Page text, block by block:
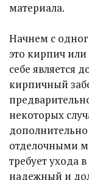
материала.
Начнем с
это кирпич
себе является
кирпичный
некоторых
отделочными
требует ухода
надежный и